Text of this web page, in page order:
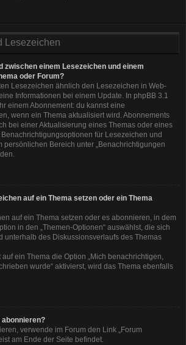
Lesezeichen
zwischen einem Lesezeichen und einem
oder Forum?
Lesezeichen ähnlich den Lesezeichen in Web-
Informationen bei einem Update. In phpBB 3.1
einem Abonnement: du kannst eine
wenn ein Thema aktualisiert wird. Abonnements
bei einer Aktualisierung eines Themas oder eines
für Lesezeichen und
persönlichen Bereich unter „Benachrichtigungen
auf ein Thema setzen oder ein Thema
auf ein Thema setzen oder es abonnieren, in dem
in den „Themen-Optionen“ auswählst, die sich
unterhalb des Diskussionsverlaufs des Themas
ein Thema die Option „Mich benachrichtigen,
wurde“ aktivierst, wird das Thema ebenfalls
abonnieren?
verwende im Forum den Link „Forum
am Ende der Seite befindet.